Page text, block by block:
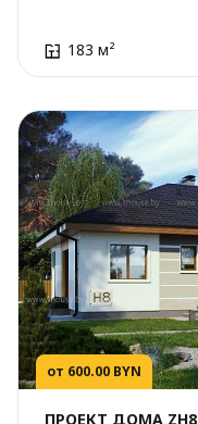
183 м²
от 600.00 BYN
ПРОЕКТ ДОМА ZH8